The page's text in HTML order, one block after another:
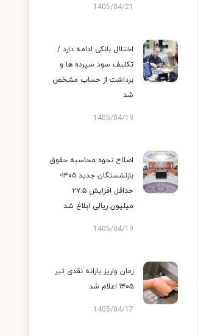
1405/04/21
اختلال بانکی ادامه دارد /
تکلیف سود سپرده ها و
برداشت از حساب مشخص
شد
1405/04/19
اصلاح نحوه محاسبه حقوق
بازنشستگان جدید ۱۴۰۵؛
حداقل افزایش ۲۷.۵
میلیون ریالی ابلاغ شد
1405/04/19
زمان واریز یارانه نقدی تیر
۱۴۰۵ اعلام شد
1405/04/17